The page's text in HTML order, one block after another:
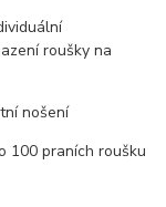
roušky na
nošení
100 praních roušku